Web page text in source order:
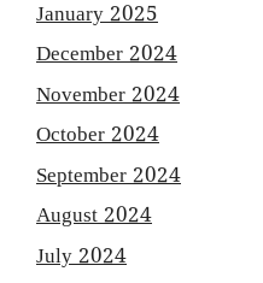
January 2025
December 2024
November 2024
October 2024
September 2024
August 2024
July 2024